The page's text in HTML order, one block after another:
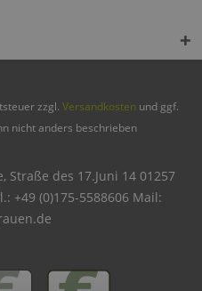
zzgl. Versandkosten und ggf.
nicht anders beschrieben
Straße des 17.Juni 14 01257
+49 (0)175-5588606 Mail: